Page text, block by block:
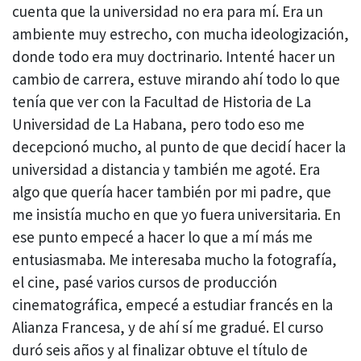
cuenta que la universidad no era para mí. Era un
ambiente muy estrecho, con mucha ideologización,
donde todo era muy doctrinario. Intenté hacer un
cambio de carrera, estuve mirando ahí todo lo que
tenía que ver con la Facultad de Historia de La
Universidad de La Habana, pero todo eso me
decepcionó mucho, al punto de que decidí hacer la
universidad a distancia y también me agoté. Era
algo que quería hacer también por mi padre, que
me insistía mucho en que yo fuera universitaria. En
ese punto empecé a hacer lo que a mí más me
entusiasmaba. Me interesaba mucho la fotografía,
el cine, pasé varios cursos de producción
cinematográfica, empecé a estudiar francés en la
Alianza Francesa, y de ahí sí me gradué. El curso
duró seis años y al finalizar obtuve el título de